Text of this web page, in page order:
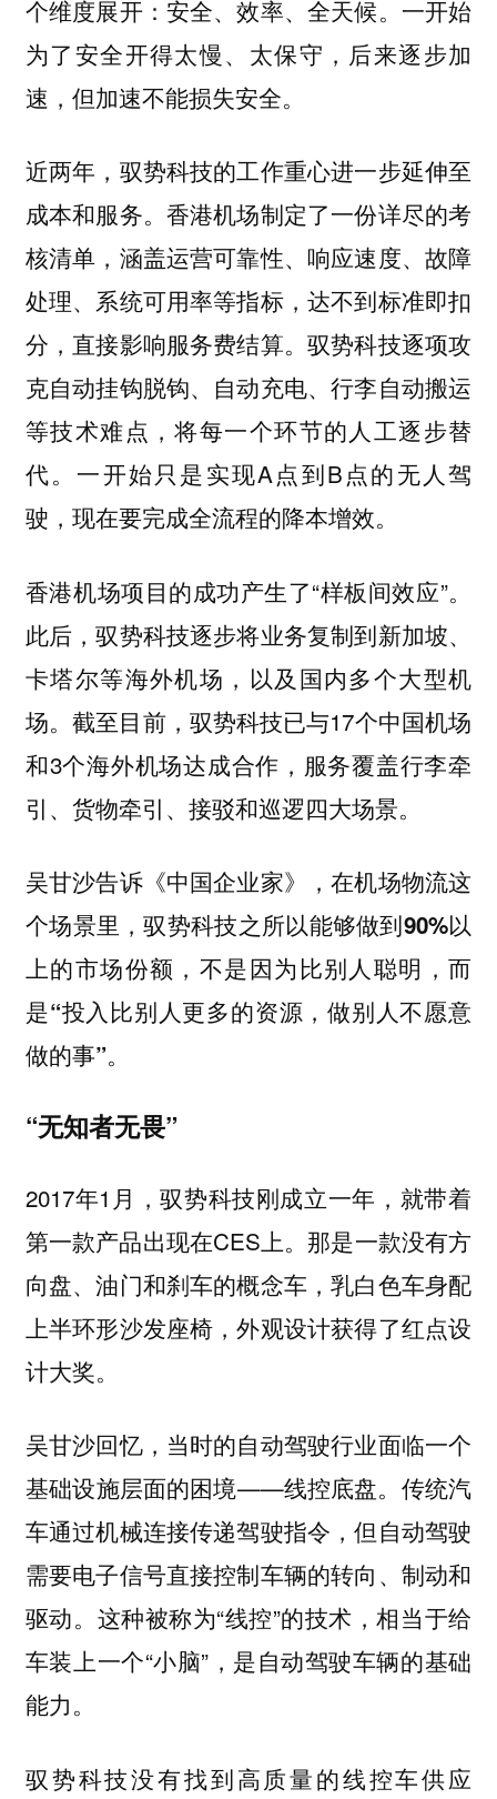
个维度展开：安全、效率、全天候。一开始
为了安全开得太慢、太保守，后来逐步加
速，但加速不能损失安全。
近两年，驭势科技的工作重心进一步延伸至
成本和服务。香港机场制定了一份详尽的考
核清单，涵盖运营可靠性、响应速度、故障
处理、系统可用率等指标，达不到标准即扣
分，直接影响服务费结算。驭势科技逐项攻
克自动挂钩脱钩、自动充电、行李自动搬运
等技术难点，将每一个环节的人工逐步替
代。一开始只是实现A点到B点的无人驾
驶，现在要完成全流程的降本增效。
香港机场项目的成功产生了“样板间效应”。
此后，驭势科技逐步将业务复制到新加坡、
卡塔尔等海外机场，以及国内多个大型机
场。截至目前，驭势科技已与17个中国机场
和3个海外机场达成合作，服务覆盖行李牵
引、货物牵引、接驳和巡逻四大场景。
吴甘沙告诉《中国企业家》，在机场物流这
个场景里，驭势科技之所以能够做到90%以
上的市场份额，不是因为比别人聪明，而
是“投入比别人更多的资源，做别人不愿意
做的事”。
“无知者无畏”
2017年1月，驭势科技刚成立一年，就带着
第一款产品出现在CES上。那是一款没有方
向盘、油门和刹车的概念车，乳白色车身配
上半环形沙发座椅，外观设计获得了红点设
计大奖。
吴甘沙回忆，当时的自动驾驶行业面临一个
基础设施层面的困境——线控底盘。传统汽
车通过机械连接传递驾驶指令，但自动驾驶
需要电子信号直接控制车辆的转向、制动和
驱动。这种被称为“线控”的技术，相当于给
车装上一个“小脑”，是自动驾驶车辆的基础
能力。
驭势科技没有找到高质量的线控车供应